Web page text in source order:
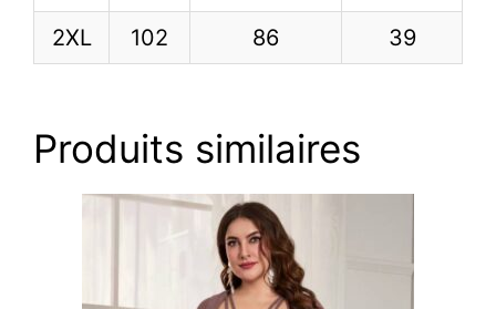
2XL
102 86 39
Produits similaires